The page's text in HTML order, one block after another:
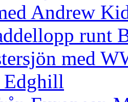
Andrew
runt
med
Edghill